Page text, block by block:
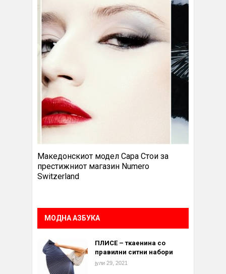
Македонскиот модел Сара Стои за
престижниот магазин Numero
Switzerland
МОДНА АЗБУКА
ПЛИСЕ – ткаенина со
правилни ситни набори
јули 29, 2021